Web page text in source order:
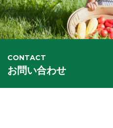
CONTACT
お問い合わせ